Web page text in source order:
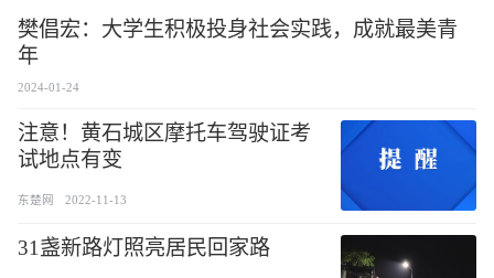
樊倡宏：大学生积极投身社会实践，成就最美青
年
2024-01-24
注意！黄石城区摩托车驾驶证考
试地点有变
东楚网 2022-11-13
31盏新路灯照亮居民回家路